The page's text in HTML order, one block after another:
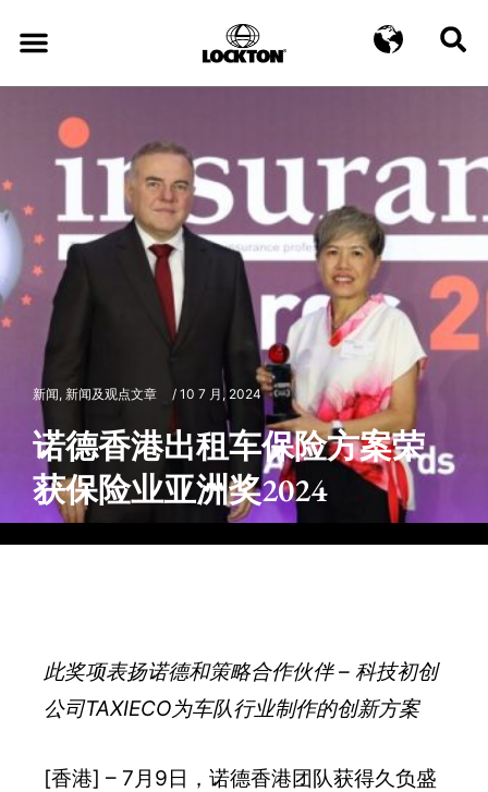
新闻, 新闻及观点文章 / 10 7 月, 2024
诺德香港出租车保险方案荣
获保险业亚洲奖2024
此奖项表扬诺德和策略合作伙伴 – 科技初创
公司TAXIECO为车队行业制作的创新方案
[香港] – 7月9日，诺德香港团队获得久负盛